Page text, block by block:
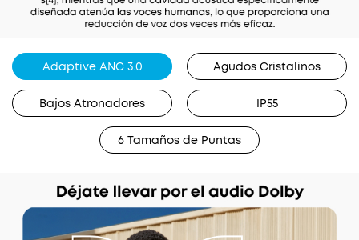
Adaptive ANC 3.0 Agudos Cristalinos
Bajos Atronadores IP55
6 Tamaños de Puntas